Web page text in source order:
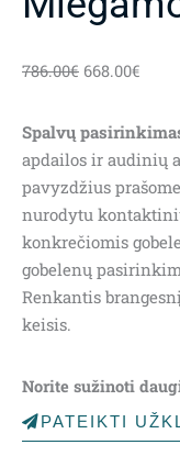
786.00€ 668.00€
Spalvų
apdailos ir audinių
pavyzdžius
nurodytu
konkrečiomis
gobelenų
Renkantis
keisis.
Norite sužinoti
PATEIKTI